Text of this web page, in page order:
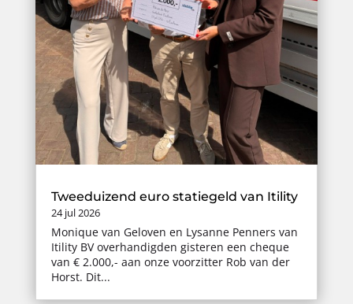
Tweeduizend euro statiegeld van Itility
24 jul 2026
Monique van Geloven en Lysanne Penners van
Itility BV overhandigden gisteren een cheque
van € 2.000,- aan onze voorzitter Rob van der
Horst. Dit...